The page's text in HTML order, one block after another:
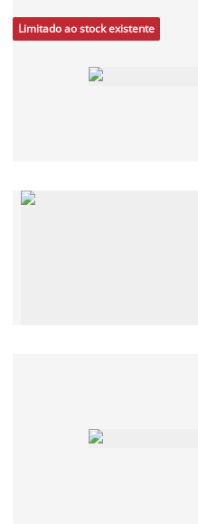
Limitado ao stock existente